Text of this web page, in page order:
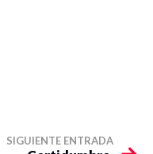
SIGUIENTE ENTRADA